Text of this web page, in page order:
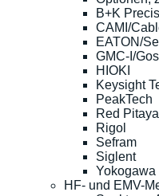
B+K
CAMI/
EATON/
GMC-I/
HIOKI
Keysight
PeakTech
Red Pitaya
Rigol
Sefram
Siglent
Yokogawa
HF- und EMV-